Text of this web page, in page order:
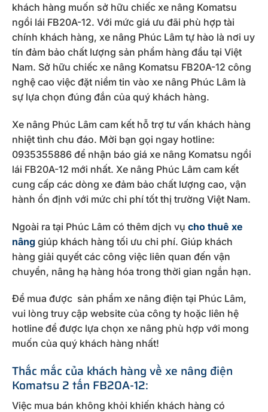
khách hàng muốn sở hữu chiếc xe nâng Komatsu
ngồi lái FB20A-12. Với mức giá ưu đãi phù hợp tài
chính khách hàng, xe nâng Phúc Lâm tự hào là nơi uy
tín đảm bảo chất lượng sản phẩm hàng đầu tại Việt
Nam. Sở hữu chiếc xe nâng Komatsu FB20A-12 công
nghệ cao việc đặt niềm tin vào xe nâng Phúc Lâm là
sự lựa chọn đúng đắn của quý khách hàng.
Xe nâng Phúc Lâm cam kết hỗ trợ tư vấn khách hàng
nhiệt tình chu đáo. Mời bạn gọi ngay hotline:
0935355886 để nhận báo giá xe nâng Komatsu ngồi
lái FB20A-12 mới nhất. Xe nâng Phúc Lâm cam kết
cung cấp các dòng xe đảm bảo chất lượng cao, vận
hành ổn định với mức chi phí tốt thị trường Việt Nam.
Ngoài ra tại Phúc Lâm có thêm dịch vụ cho thuê xe
nâng giúp khách hàng tối ưu chi phí. Giúp khách
hàng giải quyết các công việc liên quan đến vận
chuyển, nâng hạ hàng hóa trong thời gian ngắn hạn.
Để mua được sản phẩm xe nâng điện tại Phúc Lâm,
vui lòng truy cập website của công ty hoặc liên hệ
hotline để được lựa chọn xe nâng phù hợp với mong
muốn của quý khách hàng nhất!
Thắc mắc của khách hàng về xe nâng điện
Komatsu 2 tấn FB20A-12:
Việc mua bán không khỏi khiến khách hàng có